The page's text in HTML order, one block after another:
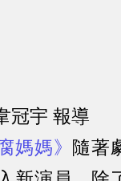
冠宇 報導
媽媽》 隨著